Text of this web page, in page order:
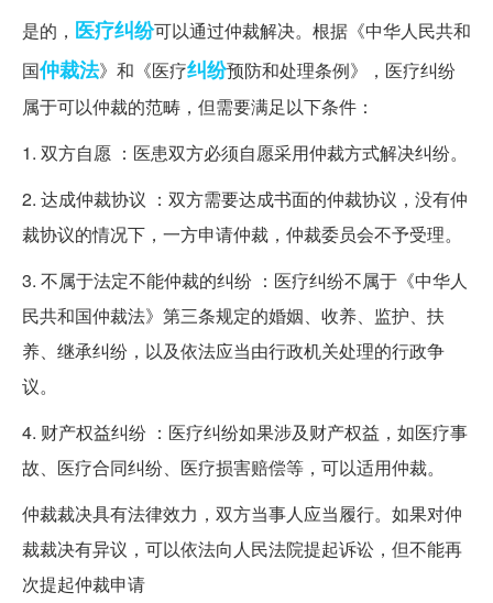
是的， 医疗纠纷可以通过仲裁解决。根据《中华人民共和
国仲裁法》和《医疗纠纷预防和处理条例》，医疗纠纷
属于可以仲裁的范畴，但需要满足以下条件：
1. 双方自愿 ：医患双方必须自愿采用仲裁方式解决纠纷。
2. 达成仲裁协议 ：双方需要达成书面的仲裁协议，没有仲
裁协议的情况下，一方申请仲裁，仲裁委员会不予受理。
3. 不属于法定不能仲裁的纠纷 ：医疗纠纷不属于《中华人
民共和国仲裁法》第三条规定的婚姻、收养、监护、扶
养、继承纠纷，以及依法应当由行政机关处理的行政争
议。
4. 财产权益纠纷 ：医疗纠纷如果涉及财产权益，如医疗事
故、医疗合同纠纷、医疗损害赔偿等，可以适用仲裁。
仲裁裁决具有法律效力，双方当事人应当履行。如果对仲
裁裁决有异议，可以依法向人民法院提起诉讼，但不能再
次提起仲裁申请